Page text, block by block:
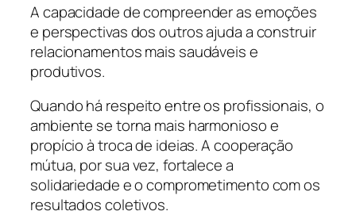
A capacidade de compreender as emoções
e perspectivas dos outros ajuda a construir
relacionamentos mais saudáveis e
produtivos.
Quando há respeito entre os profissionais, o
ambiente se torna mais harmonioso e
propício à troca de ideias. A cooperação
mútua, por sua vez, fortalece a
solidariedade e o comprometimento com os
resultados coletivos.